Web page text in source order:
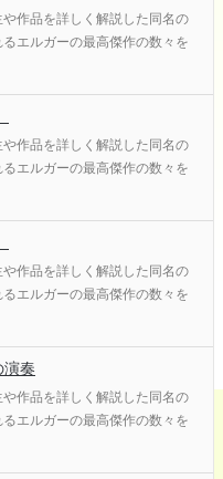
作品を詳しく解説した同名の
エルガーの最高傑作の数々を
作品を詳しく解説した同名の
エルガーの最高傑作の数々を
作品を詳しく解説した同名の
エルガーの最高傑作の数々を
演奏
作品を詳しく解説した同名の
エルガーの最高傑作の数々を